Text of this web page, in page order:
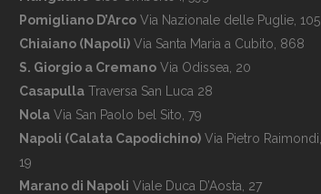
Pomigliano D’ArcoVia Nazionale delle Puglie, 105
Chiaiano (Napoli)Via Santa Maria a Cubito, 868
S. Giorgio a CremanoVia Odissea, 20
CasapullaTraversa San Luca 28
NolaVia San Paolo bel Sito, 79
Napoli (Calata Capodichino)Via Pietro Raimondi,
19
Marano di Napoli Viale Duca D’Aosta, 27